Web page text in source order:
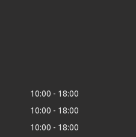
10:00
18:00
10:00
18:00
10:00
18:00